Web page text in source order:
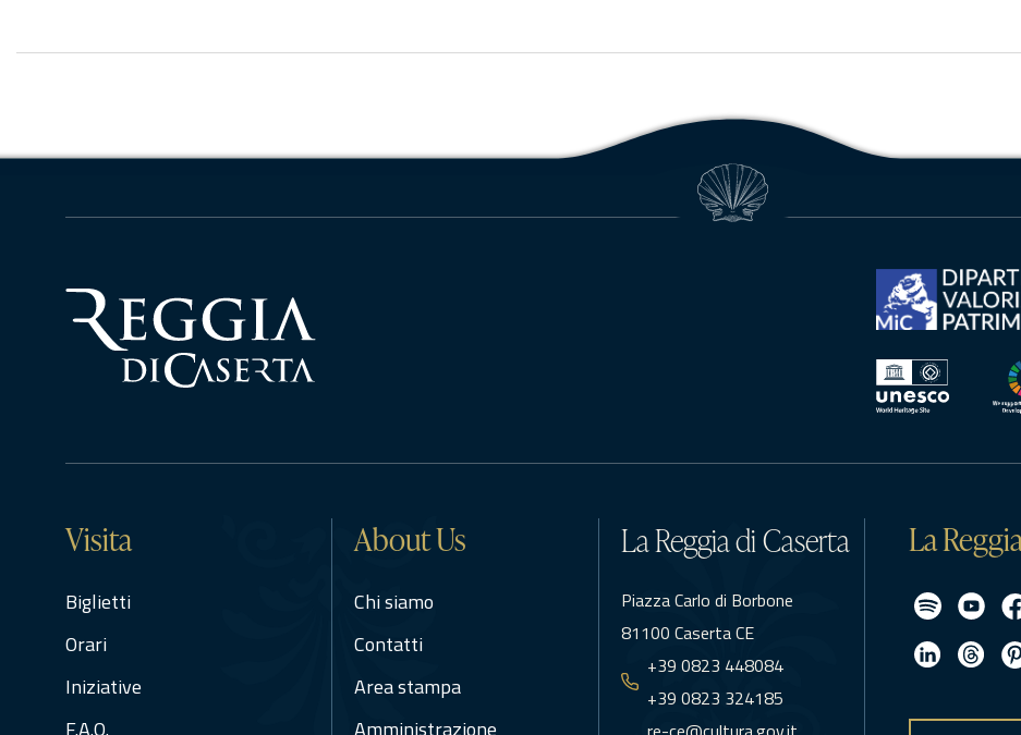
Visita
Biglietti
Orari
Iniziative
F.A.Q.
About Us
Chi siamo
Contatti
Area stampa
Amministrazione
La Reggia di Caserta
Piazza Carlo di Borbone
81100 Caserta CE
+39 0823 448084
+39 0823 324185
La